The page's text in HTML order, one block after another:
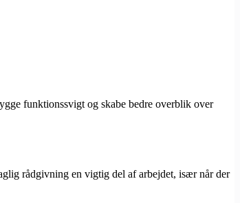
funktionssvigt og skabe bedre overblik over
rådgivning en vigtig del af arbejdet, især når der